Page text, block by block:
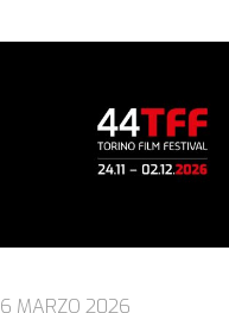
27 GENNAIO 2026